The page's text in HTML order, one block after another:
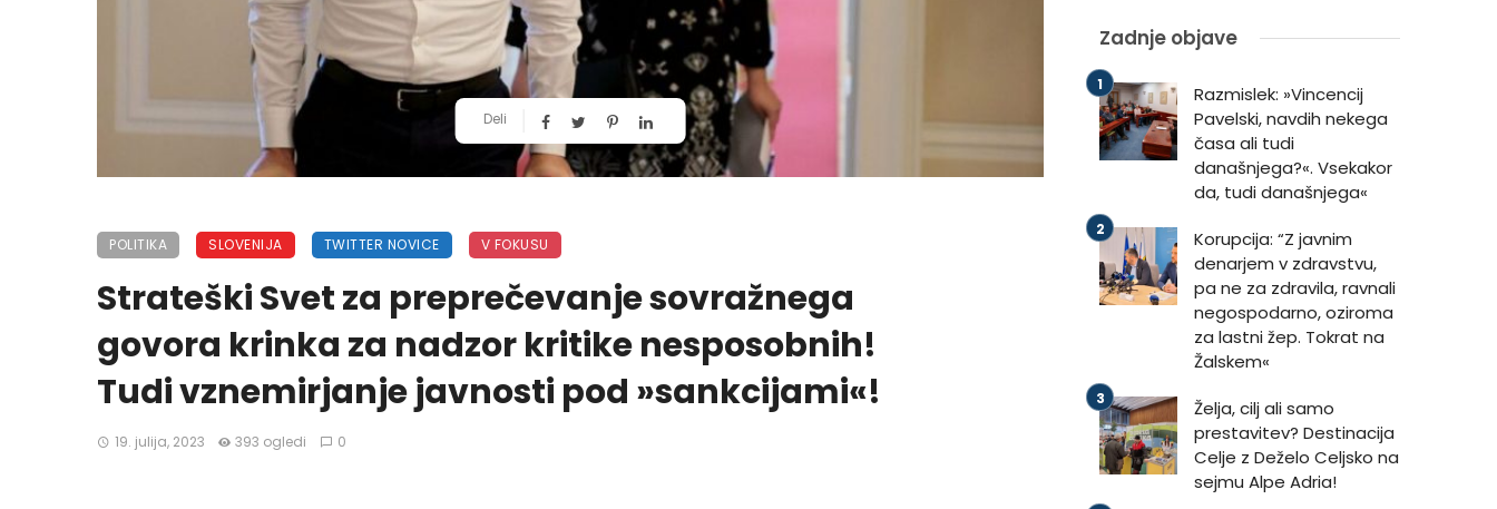
Deli
POLITIKA SLOVENIJA TWITTER NOVICE V FOKUSU
Strateški Svet za preprečevanje sovražnega
govora krinka za nadzor kritike nesposobnih!
Tudi vznemirjanje javnosti pod »sankcijami«!
19. julija, 2023 393 ogledi 0
Zadnje objave
Razmislek: »Vincencij
Pavelski, navdih nekega
časa ali tudi
današnjega?«. Vsekakor
da, tudi današnjega«
Korupcija: “Z javnim
denarjem v zdravstvu,
pa ne za zdravila, ravnali
negospodarno, oziroma
za lastni žep. Tokrat na
Žalskem«
Želja, cilj ali samo
prestavitev? Destinacija
Celje z Deželo Celjsko na
sejmu Alpe Adria!